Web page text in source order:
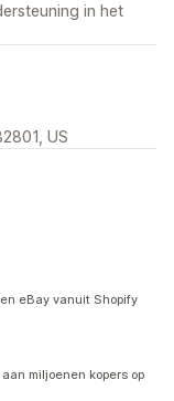
in het
US
eBay vanuit Shopify
miljoenen kopers op